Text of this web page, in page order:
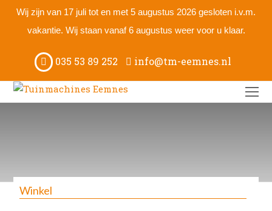
Wij zijn van 17 juli tot en met 5 augustus 2026 gesloten i.v.m.
vakantie. Wij staan vanaf 6 augustus weer voor u klaar.
035 53 89 252 info@tm-eemnes.nl
Winkel